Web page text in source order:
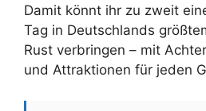
Damit könnt ihr zu zweit
Tag in Deutschlands
Rust verbringen – mit
und Attraktionen für jeden